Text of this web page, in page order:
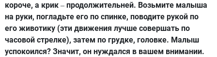
короче, а крик – продолжительней. Возьмите малыша
на руки, погладьте его по спинке, поводите рукой по
его животику (эти движения лучше совершать по
часовой стрелке), затем по грудке, головке. Малыш
успокоился? Значит, он нуждался в вашем внимании.